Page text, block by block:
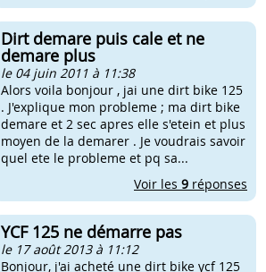
Dirt demare puis cale et ne
demare plus
le 04 juin 2011 à 11:38
Alors voila bonjour , jai une dirt bike 125
. J'explique mon probleme ; ma dirt bike
demare et 2 sec apres elle s'etein et plus
moyen de la demarer . Je voudrais savoir
quel ete le probleme et pq sa...
Voir les 9 réponses
YCF 125 ne démarre pas
le 17 août 2013 à 11:12
Bonjour, j'ai acheté une dirt bike ycf 125